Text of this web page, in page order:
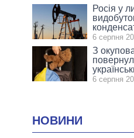
Росія у
6 серпня
З
6 серпня
НОВИНИ